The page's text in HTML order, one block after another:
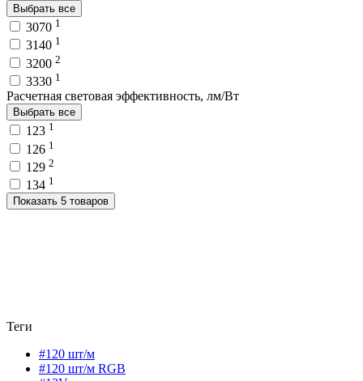
Выбрать все
3070 1
3140 1
3200 2
3330 1
Расчетная световая эффективность, лм/Вт
Выбрать все
123 1
126 1
129 2
134 1
Показать 5 товаров
Теги
#120 шт/м
#120 шт/м RGB